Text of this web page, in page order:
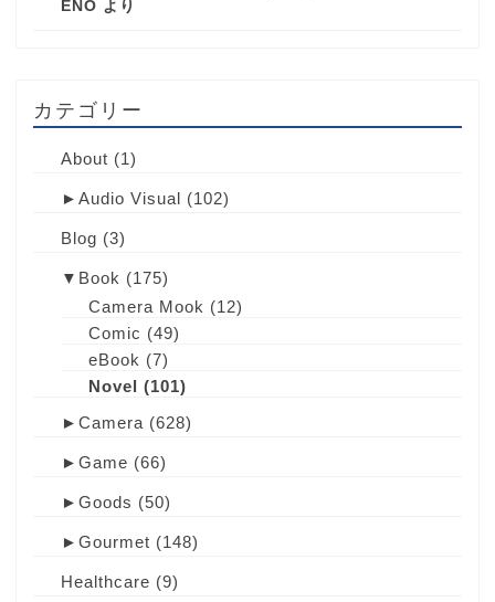
ENO より
カテゴリー
About (1)
► Audio Visual (102)
Blog (3)
▼ Book (175)
Camera Mook (12)
Comic (49)
eBook (7)
Novel (101)
► Camera (628)
► Game (66)
► Goods (50)
► Gourmet (148)
Healthcare (9)